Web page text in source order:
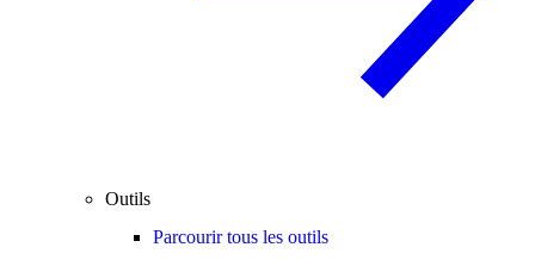
Outils
Parcourir tous les outils